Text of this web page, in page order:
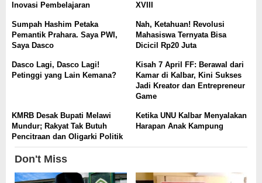
Inovasi Pembelajaran
XVIII
Sumpah Hashim Petaka
Pemantik Prahara. Saya PWI,
Saya Dasco
Nah, Ketahuan! Revolusi
Mahasiswa Ternyata Bisa
Dicicil Rp20 Juta
Dasco Lagi, Dasco Lagi!
Petinggi yang Lain Kemana?
Kisah 7 April FF: Berawal dari
Kamar di Kalbar, Kini Sukses
Jadi Kreator dan Entrepreneur
Game
KMRB Desak Bupati Melawi
Mundur; Rakyat Tak Butuh
Pencitraan dan Oligarki Politik
Ketika UNU Kalbar Menyalakan
Harapan Anak Kampung
Don't Miss